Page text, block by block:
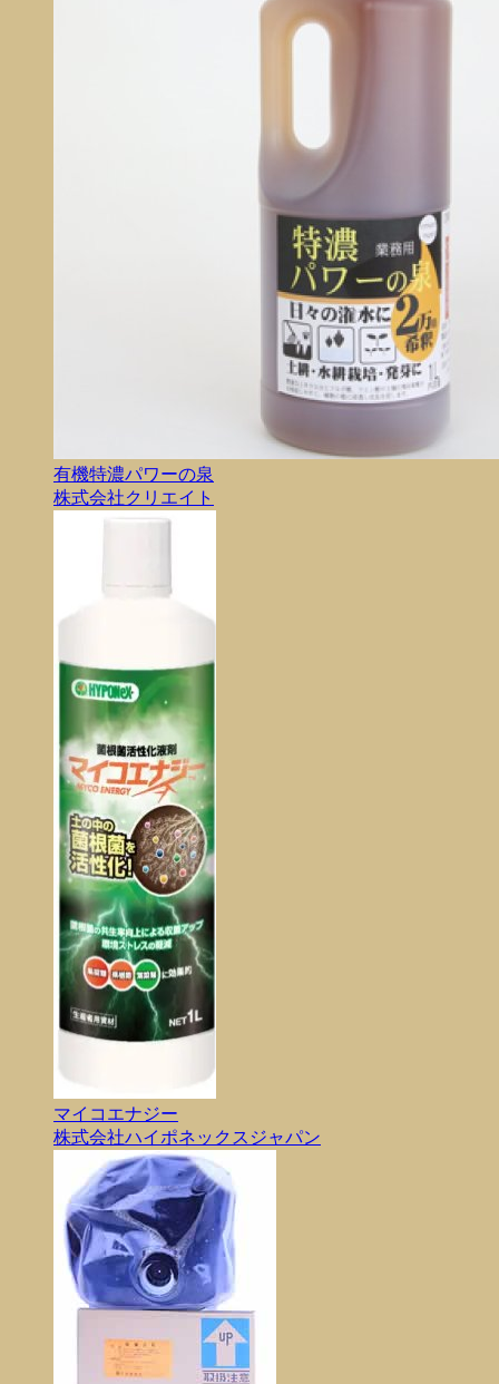
有機特濃パワーの泉
株式会社クリエイト
マイコエナジー
株式会社ハイポネックスジャパン